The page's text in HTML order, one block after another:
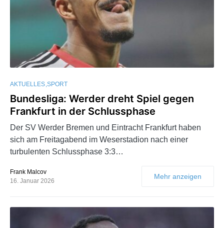
AKTUELLES SPORT
Bundesliga: Werder dreht Spiel gegen
Frankfurt in der Schlussphase
Der SV Werder Bremen und Eintracht Frankfurt haben
sich am Freitagabend im Weserstadion nach einer
turbulenten Schlussphase 3:3…
Frank Malcov
16. Januar 2026
Mehr anzeigen